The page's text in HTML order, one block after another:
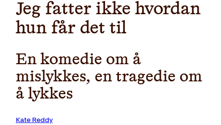
Jeg fatter ikke hvordan
hun får det til
En komedie om å
mislykkes, en tragedie om
å lykkes
Kate Reddy